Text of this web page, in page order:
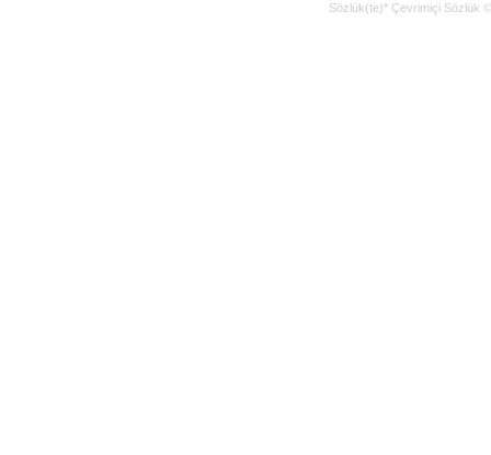
Sözlük(te)* Çevrimiçi Sözlük